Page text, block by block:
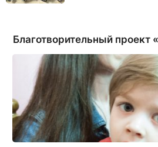
Благотворительный проект